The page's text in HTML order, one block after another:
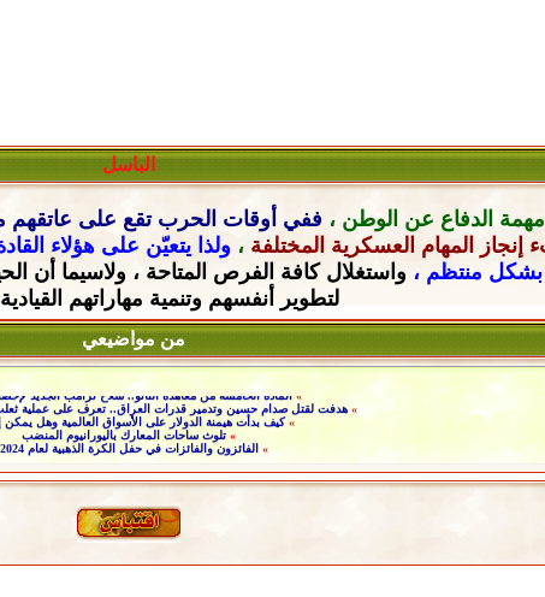
الباسل
مهمة الدفاع عن الوطن ، ففي أوقات الحرب تقع على عاتقهم
المهام العسكرية المختلفة ، ولذا يتعيّن على هؤلاء
بشكل منتظم ، واستغلال كافة الفرص المتاحة ، ولاسيما أن
لتطوير أنفسهم وتنمية مهاراتهم القيادية
من مواضيعي
المادة الخامسة من معاهدة الناتو.. سلاح ترامب الجديد
هدفت لقتل صدام حسين وتدمير قدرات العراق.. تعرف على عملية ثعلب
»كيف بدأت هيمنة الدولار على الأسواق العالمية وهل يمكن
»تلوث ساحات المعارك باليورانيوم المنضب
الفائزون والفائزات في حفل الكرة الذهبية لعام 2024 م